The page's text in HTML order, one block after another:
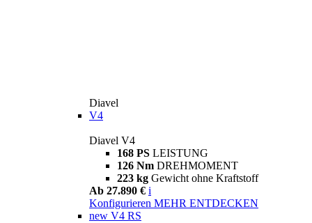
Diavel
V4
Diavel V4
168 PS LEISTUNG
126 Nm DREHMOMENT
223 kg Gewicht ohne Kraftstoff
Ab 27.890 € i
Konfigurieren MEHR ENTDECKEN
new V4 RS